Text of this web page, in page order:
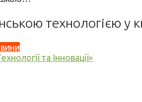
технологією у
та Інновації»